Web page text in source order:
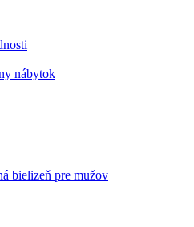
nábytok
bielizeň pre mužov